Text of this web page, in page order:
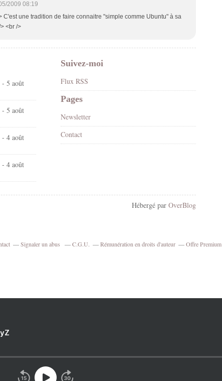
2009 08:19
C'est une tradition de faire connaitre "simple comme Ubuntu" à sa
<br />
- 5 août
- 5 août
- 4 août
- 4 août
Suivez-moi
Flux RSS
Pages
Newsletter
Contact
Hébergé par OverBlog
Signaler un abus C.G.U. Rémunération en droits d'auteur Offre Premium